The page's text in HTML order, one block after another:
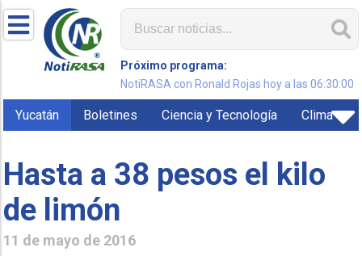
Próximo programa:
NotiRASA con Ronald Rojas hoy a las 06:30:00
Yucatán Boletines Ciencia y Tecnología Clima
Hasta a 38 pesos el kilo
de limón
11 de mayo de 2016